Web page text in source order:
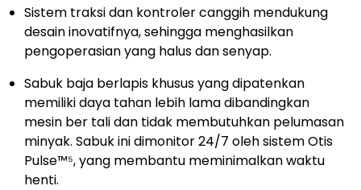
Sistem traksi dan kontroler canggih mendukung
desain inovatifnya, sehingga menghasilkan
pengoperasian yang halus dan senyap.
Sabuk baja berlapis khusus yang dipatenkan
memiliki daya tahan lebih lama dibandingkan
mesin ber tali dan tidak membutuhkan pelumasan
minyak. Sabuk ini dimonitor 24/7 oleh sistem Otis
Pulse™⁵, yang membantu meminimalkan waktu
henti.